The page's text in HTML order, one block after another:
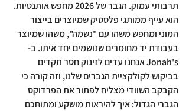
תרבותי עמוק. הגבר של 2026 מחפש אותנטיות.
הוא עייף ממותגי פלסטיק שמיוצרים בייצור
המוני ומחפש משהו עם "נשמה", משהו שמיוצר
בעבודת יד מחומרים שנושמים יחד איתו. ב-
Jonah's אנחנו עדים לזינוק חסר תקדים
בביקוש לקולקציית הגברים שלנו, וזה קורה כי
הקבקב השוודי מצליח לפתור את הפרדוקס
הגברי הגדול: איך להיראות מושקע ומתוחכם